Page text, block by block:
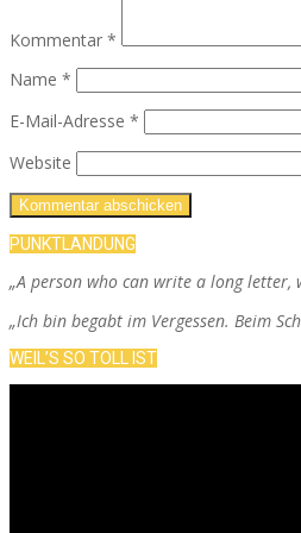
Kommentar *
Name *
E-Mail-Adresse *
Website
PUNKTLANDUNG
„A person who can write a long letter,
„Ich bin begabt im Vergessen. Beim
WEIL’S SO TOLL IST